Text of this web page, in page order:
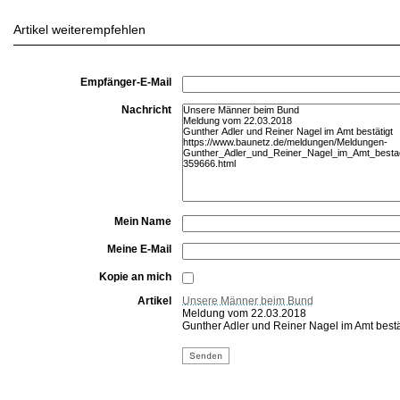
Artikel weiterempfehlen
Empfänger-E-Mail
Nachricht
Mein Name
Meine E-Mail
Kopie an mich
Artikel
Unsere Männer beim Bund
Meldung vom 22.03.2018
Gunther Adler und Reiner Nagel im Amt